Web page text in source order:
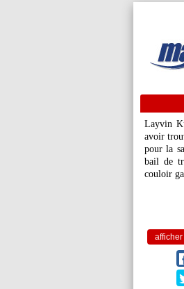
Layvin
avoir
pour la
bail de
couloir